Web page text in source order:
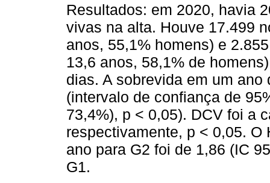
Resultados: em 2020, havia
vivas na alta. Houve 17.499
anos, 55,1% homens) e
13,6 anos, 58,1% de
dias. A sobrevida em um
(intervalo de confiança de
73,4%), p < 0,05). DCV foi a
respectivamente, p < 0,05. O
ano para G2 foi de 1,86 (IC
G1.